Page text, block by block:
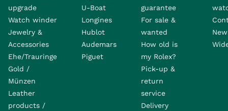
upgrade
Watch winder
Jewelry &
Accessories
Ehe/Trauringe
Gold /
Münzen
Leather
products /
U-Boat
Longines
Hublot
Audemars
Piguet
guarantee
For sale &
wanted
How old is
my Rolex?
Pick-up &
return
service
Delivery